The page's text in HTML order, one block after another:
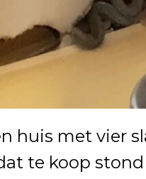
huis met vier
te koop